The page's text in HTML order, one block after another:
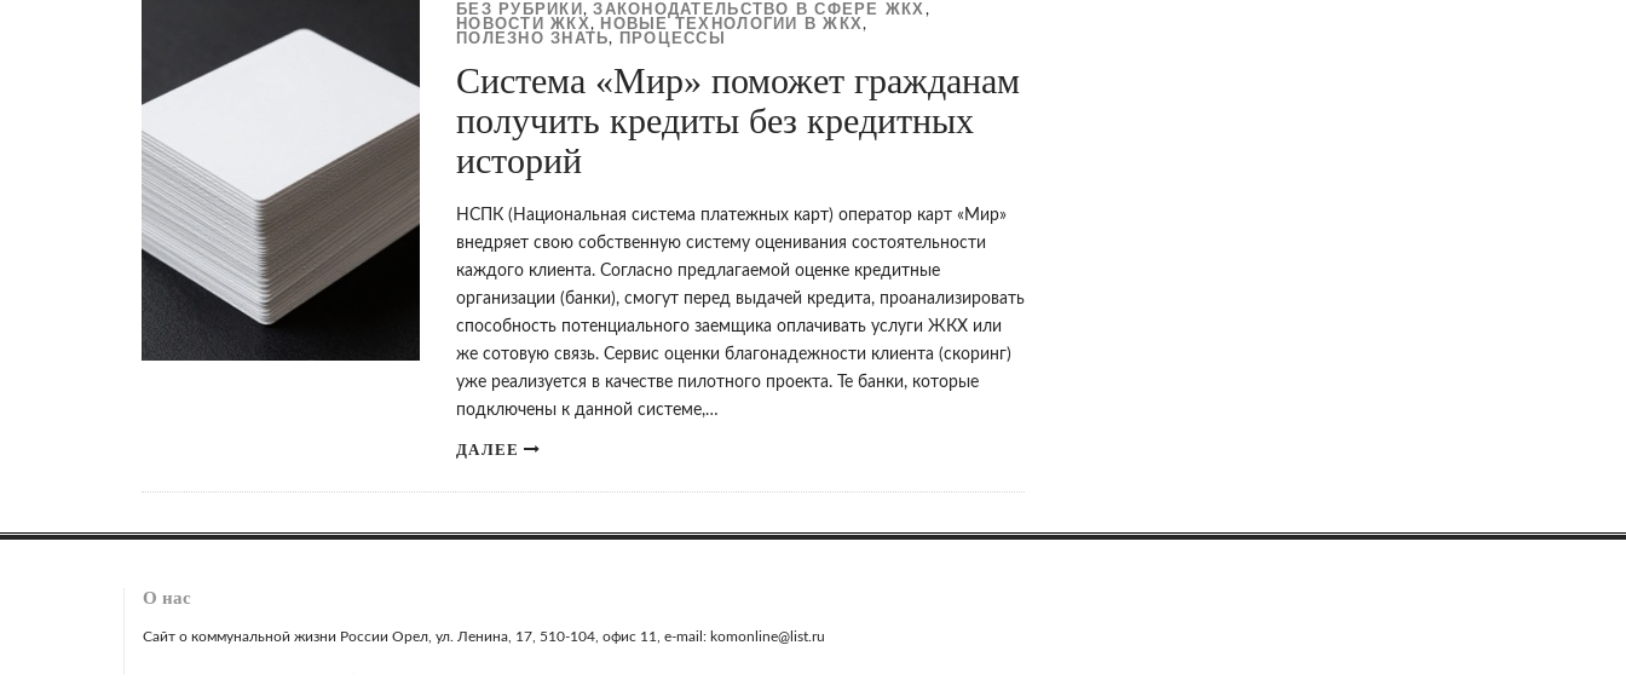
БЕЗ РУБРИКИ ,ЗАКОНОДАТЕЛЬСТВО В СФЕРЕ ЖКХ,
НОВОСТИ ЖКХ, НОВЫЕ ТЕХНОЛОГИИ В ЖКХ,
ПОЛЕЗНО ЗНАТЬ, ПРОЦЕССЫ
Система «Мир» поможет гражданам
получить кредиты без кредитных
историй
НСПК (Национальная система платежных карт) оператор карт «Мир»
внедряет свою собственную систему оценивания состоятельности
каждого клиента. Согласно предлагаемой оценке кредитные
организации (банки), смогут перед выдачей кредита, проанализировать
способность потенциального заемщика оплачивать услуги ЖКХ или
же сотовую связь. Сервис оценки благонадежности клиента (скоринг)
уже реализуется в качестве пилотного проекта. Те банки, которые
подключены к данной системе,…
ДАЛЕЕ
О нас
Сайт о коммунальной жизни России Орел, ул. Ленина, 17, 510-104, офис 11, e-mail: komonline@list.ru